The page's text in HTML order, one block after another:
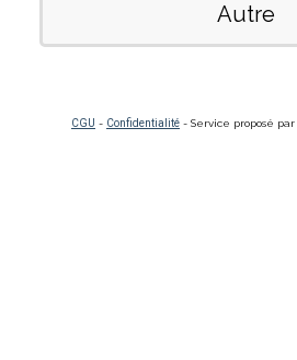
Autre
CGU - Confidentialité - Service proposé par